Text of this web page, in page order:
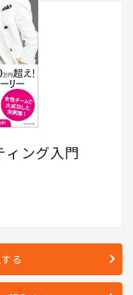
ィング入門
る